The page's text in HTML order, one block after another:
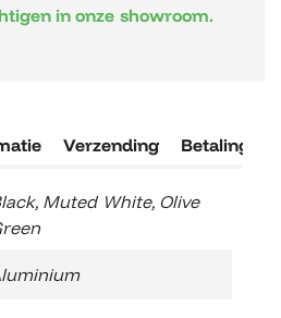
in onze showroom.
Verzending Betaling
, Muted White, Olive